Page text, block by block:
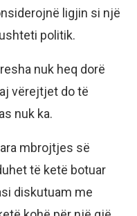
ligjin si një
politik.
nuk heq dorë
vërejtjet do të
nuk ka.
mbrojtjes së
të ketë botuar
diskutuam me